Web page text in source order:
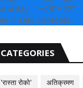
+28°+22°
7-Day Forecast
CATEGORIES
'रास्ता रोको' अतिक्रमण